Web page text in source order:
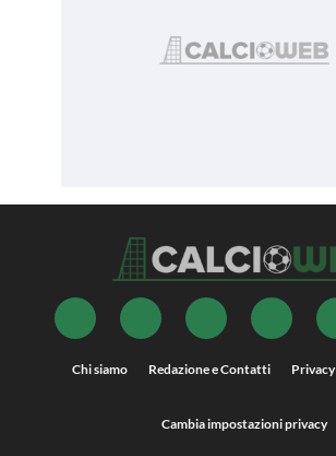
Chi siamo Redazione e Contatti Privacy
Cambia impostazioni privacy